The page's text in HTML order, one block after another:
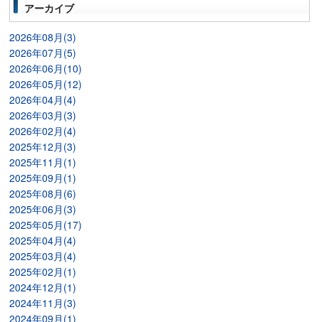
アーカイブ
2026年08月(3)
2026年07月(5)
2026年06月(10)
2026年05月(12)
2026年04月(4)
2026年03月(3)
2026年02月(4)
2025年12月(3)
2025年11月(1)
2025年09月(1)
2025年08月(6)
2025年06月(3)
2025年05月(17)
2025年04月(4)
2025年03月(4)
2025年02月(1)
2024年12月(1)
2024年11月(3)
2024年09月(1)